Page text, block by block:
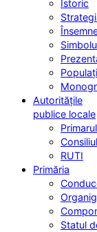
Istoric
Autoritățile
publice locale
Primarul
RUTI
Primăria
Statul